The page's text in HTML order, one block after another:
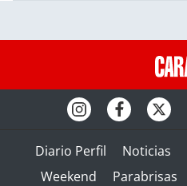
Diario Perfil Noticias
Weekend
Parabrisas